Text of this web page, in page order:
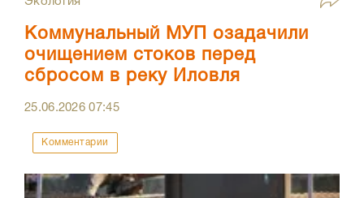
Коммунальный МУП озадачили
очищением стоков перед
сбросом в реку Иловля
25.06.202607:45
Комментарии